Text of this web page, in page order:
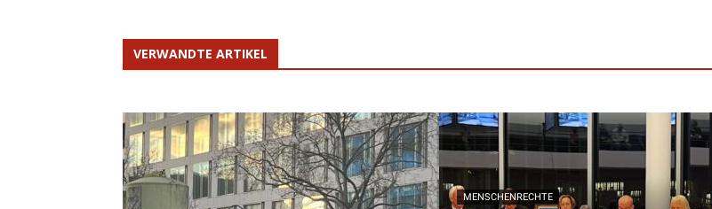
VERWANDTE ARTIKEL
MENSCHENRECHTE